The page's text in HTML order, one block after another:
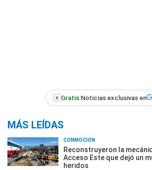
+ Gratis:Noticias exclusivas en
MÁS LEÍDAS
CONMOCIÓN
Reconstruyeron la
Acceso Este que dejó un
heridos